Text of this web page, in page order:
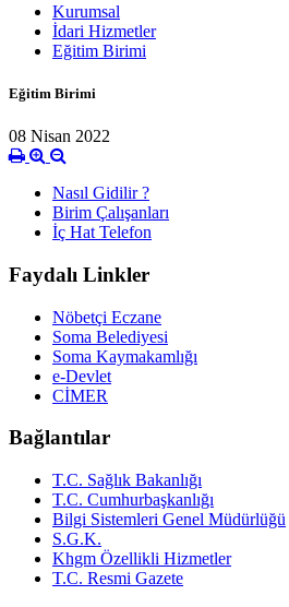
Kurumsal
İdari Hizmetler
Eğitim Birimi
Eğitim Birimi
08 Nisan 2022
Nasıl Gidilir ?
Birim Çalışanları
İç Hat Telefon
Faydalı Linkler
Nöbetçi Eczane
Soma Belediyesi
Soma Kaymakamlığı
e-Devlet
CİMER
Bağlantılar
T.C. Sağlık Bakanlığı
T.C. Cumhurbaşkanlığı
Bilgi Sistemleri Genel Müdürlüğü
S.G.K.
Khgm Özellikli Hizmetler
T.C. Resmi Gazete